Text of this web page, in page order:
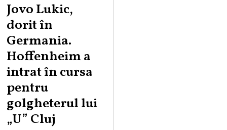
Jovo Lukic,
dorit în
Germania.
Hoffenheim a
intrat în cursa
pentru
golgheterul lui
„U” Cluj